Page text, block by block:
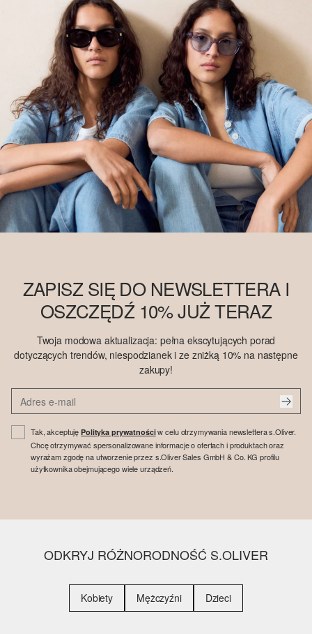
ZAPISZ SIĘ DO NEWSLETTERA I
OSZCZĘDŹ 10% JUŻ TERAZ
Twoja modowa aktualizacja: pełna ekscytujących porad
dotyczących trendów, niespodzianek i ze zniżką 10% na następne
zakupy!
Tak, akceptujęPolityka prywatnościw celu otrzymywania newslettera s.Oliver.
Chcę otrzymywać spersonalizowane informacje o ofertach i produktach oraz
wyrażam zgodę na utworzenie przez s.Oliver Sales GmbH & Co. KG profilu
użytkownika obejmującego wiele urządzeń.
ODKRYJ RÓŻNORODNOŚĆ S.OLIVER
Kobiety Mężczyźni Dzieci